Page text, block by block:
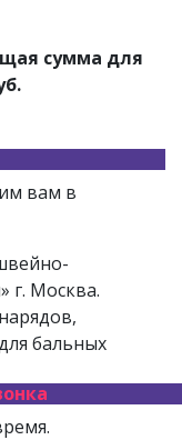
сумма для
вам в
г. Москва.
бальных